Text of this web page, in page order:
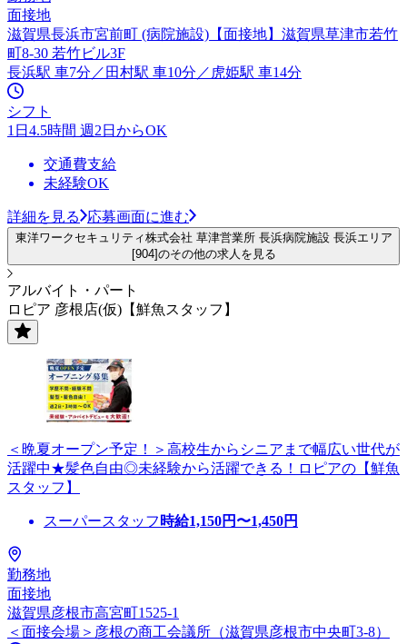
面接地
滋賀県長浜市宮前町 (病院施設)【面接地】滋賀県草津市若竹
町8-30 若竹ビル3F
長浜駅 車7分／田村駅 車10分／虎姫駅 車14分
シフト
1日4.5時間 週2日からOK
交通費支給
未経験OK
詳細を見る 応募画面に進む
東洋ワークセキュリティ株式会社 草津営業所 長浜病院施設 長浜エリア
[904]のその他の求人を見る
アルバイト・パート
ロピア 彦根店(仮)【鮮魚スタッフ】
＜晩夏オープン予定！＞高校生からシニアまで幅広い世代が
活躍中★髪色自由◎未経験から活躍できる！ロピアの【鮮魚
スタッフ】
スーパースタッフ 時給1,150円〜1,450円
勤務地
面接地
滋賀県彦根市高宮町1525-1
＜面接会場＞彦根の商工会議所（滋賀県彦根市中央町3-8）